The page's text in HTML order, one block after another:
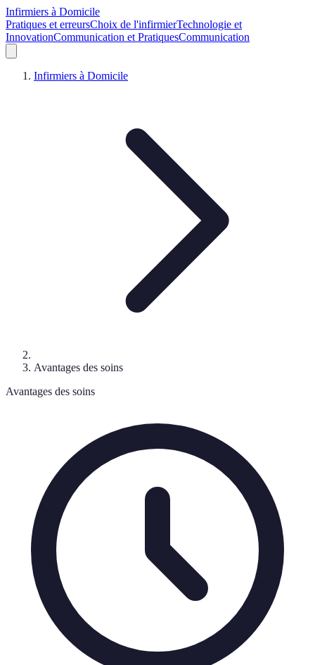
Infirmiers à Domicile
Pratiques et erreursChoix de l'infirmierTechnologie et
InnovationCommunication et PratiquesCommunication
Infirmiers à Domicile
Avantages des soins
Avantages des soins